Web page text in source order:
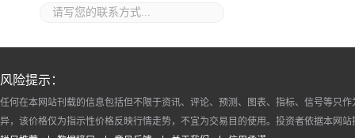
风险提示：
任何在本网站刊载的信息包括但不限于资讯、评论、预测、图表、指标、信号等只
异，该价格仅为指示性价格反映行情走势，不宜为交易目的使用。投资者依据本网